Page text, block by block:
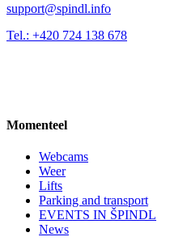
support@spindl.info
Tel.: +420 724 138 678
Momenteel
Webcams
Weer
Lifts
Parking and transport
EVENTS IN ŠPINDL
News